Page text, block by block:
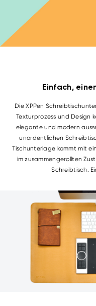
Einfach,
Die XPPen
Texturprozess und Design
elegante und modern
unordentlichen
Tischunterlage kommt mit
im zusammengerollten
Schreibtisch.